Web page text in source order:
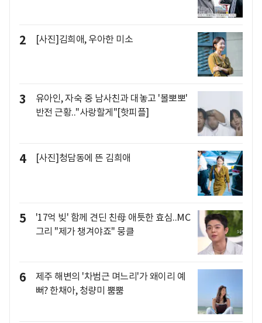
2 [사진]김희애, 우아한 미소
3
유아인, 자숙 중 남사친과 대놓고 '볼뽀뽀'
반전 근황.."사랑할게"[핫피플]
4 [사진]청담동에 뜬 김희애
5
'17억 빚' 함께 견딘 친母 애틋한 효심..MC
그리 "제가 챙겨야죠" 뭉클
6
제주 해변의 '차범근 며느리'가 왜이리 예
뻐? 한채아, 청량미 뿜뿜